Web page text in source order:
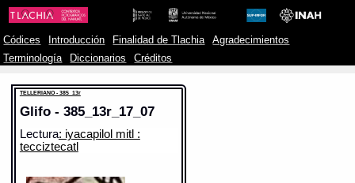
Códices Introducción Finalidad de Tlachia
Agradecimientos
Terminología
Diccionarios Créditos
TELLERIANO - 385_13r
Glifo - 385_13r_17_07
Lectura: iyacapilol mitl :
tecciztecatl